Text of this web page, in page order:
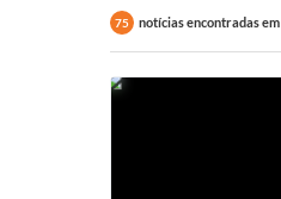
75 notícias encontradas em